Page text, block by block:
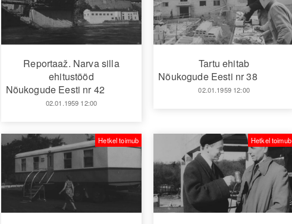
Reportaaž. Narva silla
ehitustööd
Nõukogude Eesti nr 42
02.01.1959 12:00
Tartu ehitab
Nõukogude Eesti nr 38
02.01.1959 12:00
Hetkel toimub Hetkel toimub